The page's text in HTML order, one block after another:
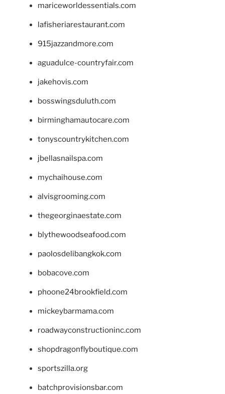
mariceworldessentials.com
lafisheriarestaurant.com
915jazzandmore.com
aguadulce-countryfair.com
jakehovis.com
bosswingsduluth.com
birminghamautocare.com
tonyscountrykitchen.com
jbellasnailspa.com
mychaihouse.com
alvisgrooming.com
thegeorginaestate.com
blythewoodseafood.com
paolosdelibangkok.com
bobacove.com
phoone24brookfield.com
mickeybarmama.com
roadwayconstructioninc.com
shopdragonflyboutique.com
sportszilla.org
batchprovisionsbar.com